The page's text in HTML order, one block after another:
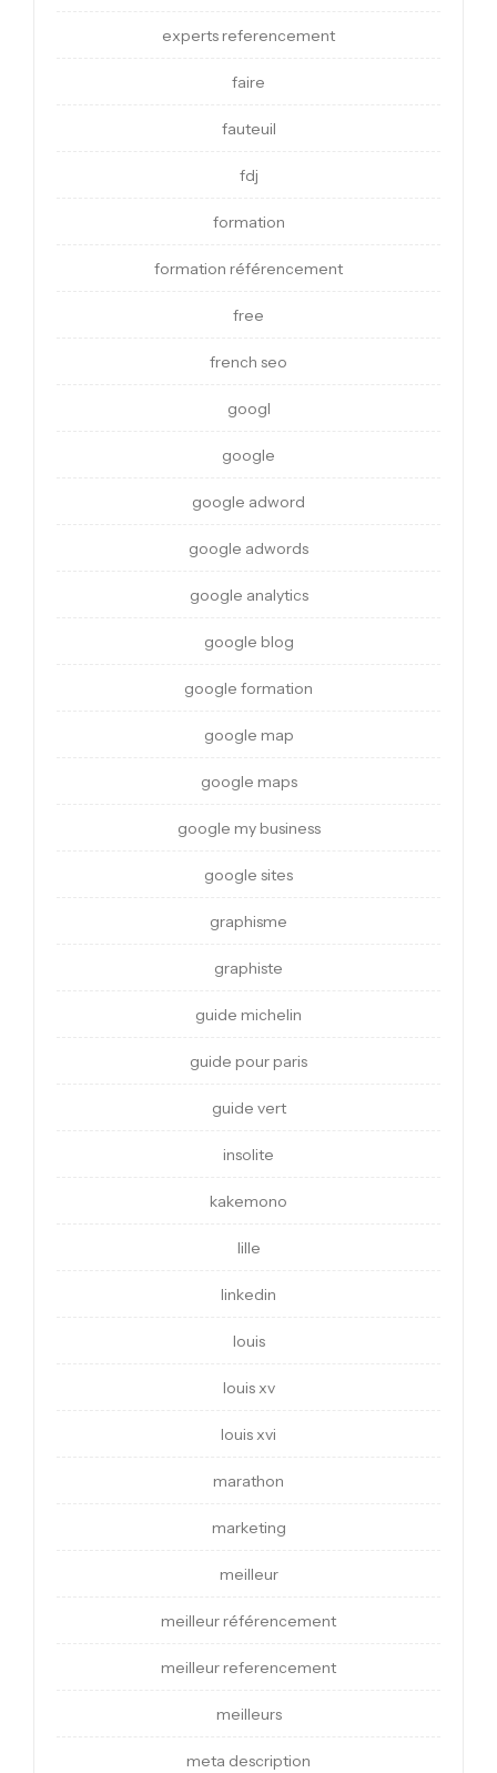
experts referencement
faire
fauteuil
fdj
formation
formation référencement
free
french seo
googl
google
google adword
google adwords
google analytics
google blog
google formation
google map
google maps
google my business
google sites
graphisme
graphiste
guide michelin
guide pour paris
guide vert
insolite
kakemono
lille
linkedin
louis
louis xv
louis xvi
marathon
marketing
meilleur
meilleur référencement
meilleur referencement
meilleurs
meta description